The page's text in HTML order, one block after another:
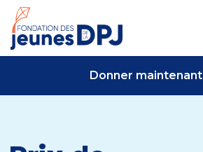
Skip
content
Donner maintenant